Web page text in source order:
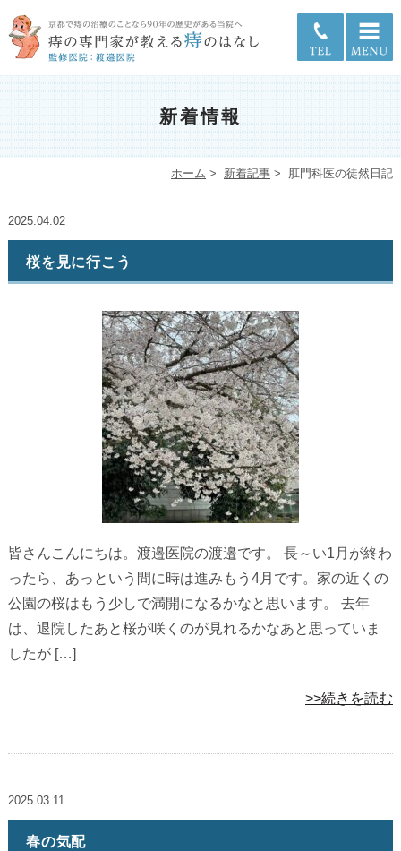
新着情報
ホーム > 新着記事 > 肛門科医の徒然日記
2025.04.02
桜を見に行こう
皆さんこんにちは。渡邉医院の渡邉です。 長～い1月が終わ
ったら、あっという間に時は進みもう4月です。家の近くの
公園の桜はもう少しで満開になるかなと思います。 去年
は、退院したあと桜が咲くのが見れるかなあと思っていま
したが […]
>>続きを読む
2025.03.11
春の気配